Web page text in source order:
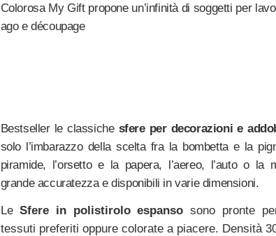
Colorosa My Gift propone un’infinità di soggetti per
ago e découpage
Bestseller le classiche sfere per decorazioni e
solo l’imbarazzo della scelta fra la bombetta e la
piramide, l’orsetto e la papera, l’aereo, l’auto o la
grande accuratezza e disponibili in varie dimensioni.
LeSfere in polistirolo espanso sono pronte
tessuti preferiti oppure colorate a piacere. Densità